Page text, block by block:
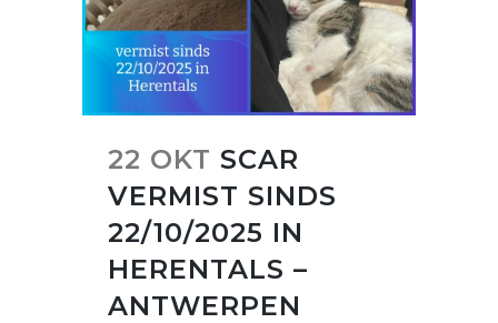
22 OKT SCAR
VERMIST SINDS
22/10/2025 IN
HERENTALS –
ANTWERPEN